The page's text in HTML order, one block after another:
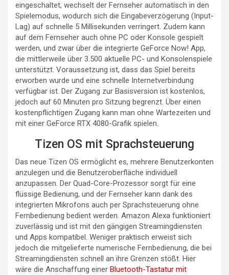
eingeschaltet, wechselt der Fernseher automatisch in den
Spielemodus, wodurch sich die Eingabeverzögerung (Input-
Lag) auf schnelle 5 Millisekunden verringert. Zudem kann
auf dem Fernseher auch ohne PC oder Konsole gespielt
werden, und zwar über die integrierte GeForce Now! App,
die mittlerweile über 3.500 aktuelle PC- und Konsolenspiele
unterstützt. Voraussetzung ist, dass das Spiel bereits
erworben wurde und eine schnelle Internetverbindung
verfügbar ist. Der Zugang zur Basisversion ist kostenlos,
jedoch auf 60 Minuten pro Sitzung begrenzt. Über einen
kostenpflichtigen Zugang kann man ohne Wartezeiten und
mit einer GeForce RTX 4080-Grafik spielen.
Tizen OS mit Sprachsteuerung
Das neue Tizen OS ermöglicht es, mehrere Benutzerkonten
anzulegen und die Benutzeroberfläche individuell
anzupassen. Der Quad-Core-Prozessor sorgt für eine
flüssige Bedienung, und der Fernseher kann dank des
integrierten Mikrofons auch per Sprachsteuerung ohne
Fernbedienung bedient werden. Amazon Alexa funktioniert
zuverlässig und ist mit den gängigen Streamingdiensten
und Apps kompatibel. Weniger praktisch erweist sich
jedoch die mitgelieferte numerische Fernbedienung, die bei
Streamingdiensten schnell an ihre Grenzen stößt. Hier
wäre die Anschaffung einer Bluetooth-Tastatur mit